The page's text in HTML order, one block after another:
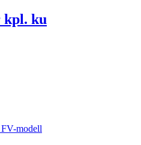
kpl. ku
modell